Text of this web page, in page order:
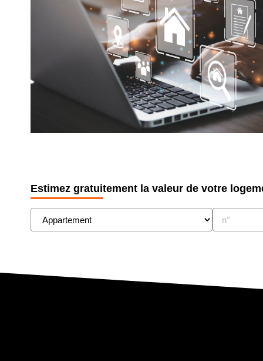
Estimez gratuitement la valeur de votre